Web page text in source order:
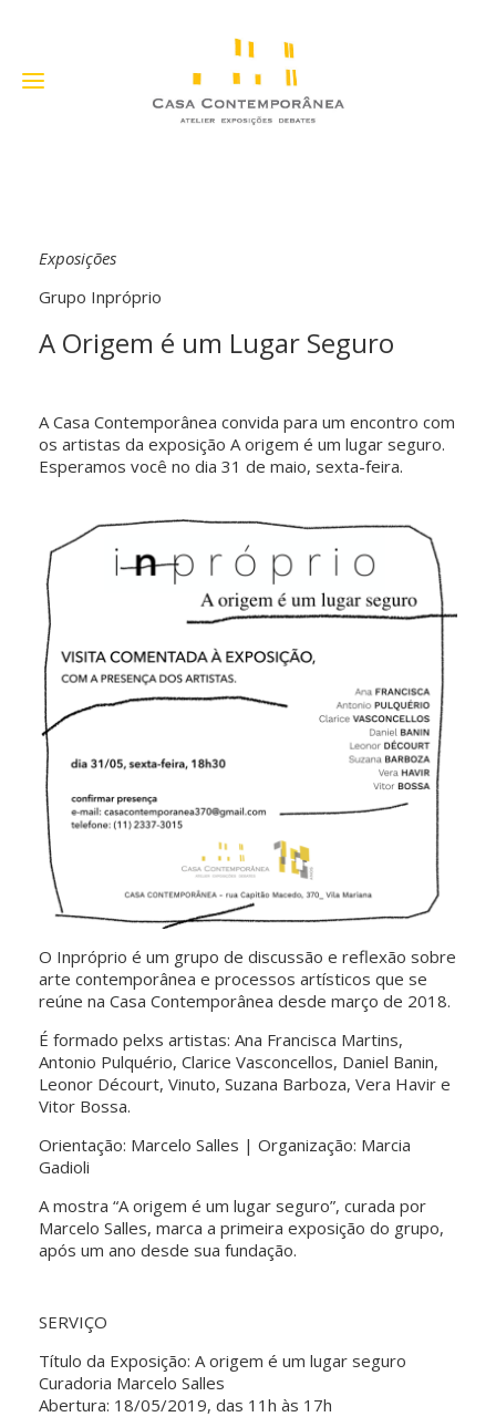
Exposições
Grupo Inpróprio
A Origem é um Lugar Seguro
A Casa Contemporânea convida para um encontro com
os artistas da exposição A origem é um lugar seguro.
Esperamos você no dia 31 de maio, sexta-feira.
O Inpróprio é um grupo de discussão e reflexão sobre
arte contemporânea e processos artísticos que se
reúne na Casa Contemporânea desde março de 2018.
É formado pelxs artistas: Ana Francisca Martins,
Antonio Pulquério, Clarice Vasconcellos, Daniel Banin,
Leonor Décourt, Vinuto, Suzana Barboza, Vera Havir e
Vitor Bossa.
Orientação: Marcelo Salles | Organização: Marcia
Gadioli
A mostra “A origem é um lugar seguro”, curada por
Marcelo Salles, marca a primeira exposição do grupo,
após um ano desde sua fundação.
SERVIÇO
Título da Exposição: A origem é um lugar seguro
Curadoria Marcelo Salles
Abertura: 18/05/2019, das 11h às 17h